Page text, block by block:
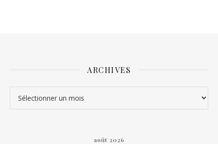
ARCHIVES
août 2026